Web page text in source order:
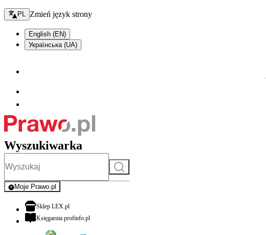
Zmień język - bieżący:
PL Zmień język strony
English (EN)
Українська (UA)
Wyszukiwarka
Szukaj
Moje Prawo.pl
- rejestracja i logowanie do serwisu
Sklep LEX.plotwiera się w nowej karcie
Księgarnia profinfo.plotwiera się w nowej karcie